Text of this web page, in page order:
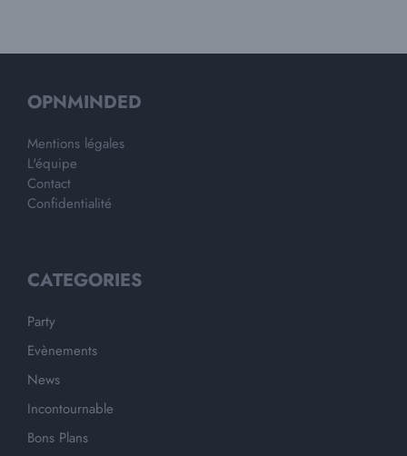
OPNMINDED
Mentions légales
L'équipe
Contact
Confidentialité
CATEGORIES
Party
Evènements
News
Incontournable
Bons Plans